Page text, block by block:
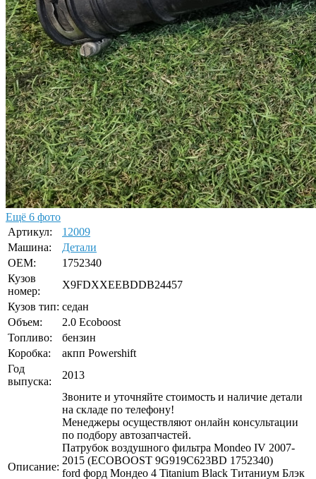
Ещё 6 фото
Артикул:
12009
Машина:
Детали
OEM:
1752340
Кузов
номер:
X9FDXXEEBDDB24457
Кузов тип: седан
Объем:
2.0 Ecoboost
Топливо:
бензин
Коробка:
акпп Powershift
Год
выпуска:
2013
Описание:
Звоните и уточняйте стоимость и наличие детали
на складе по телефону!
Менеджеры осуществляют онлайн консультации
по подбору автозапчастей.
Патрубок воздушного фильтра Mondeo IV 2007-
2015 (ECOBOOST 9G919C623BD 1752340)
ford форд Мондео 4 Titanium Black Титаниум Блэк